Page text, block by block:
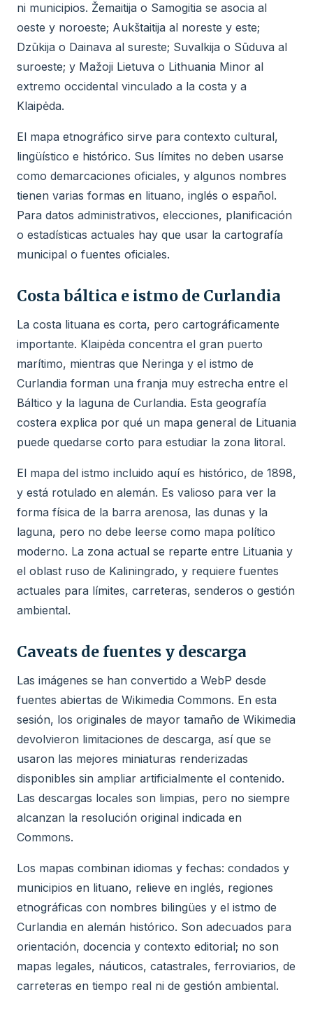
ni municipios. Žemaitija o Samogitia se asocia al
oeste y noroeste; Aukštaitija al noreste y este;
Dzūkija o Dainava al sureste; Suvalkija o Sūduva al
suroeste; y Mažoji Lietuva o Lithuania Minor al
extremo occidental vinculado a la costa y a
Klaipėda.
El mapa etnográfico sirve para contexto cultural,
lingüístico e histórico. Sus límites no deben usarse
como demarcaciones oficiales, y algunos nombres
tienen varias formas en lituano, inglés o español.
Para datos administrativos, elecciones, planificación
o estadísticas actuales hay que usar la cartografía
municipal o fuentes oficiales.
Costa báltica e istmo de Curlandia
La costa lituana es corta, pero cartográficamente
importante. Klaipėda concentra el gran puerto
marítimo, mientras que Neringa y el istmo de
Curlandia forman una franja muy estrecha entre el
Báltico y la laguna de Curlandia. Esta geografía
costera explica por qué un mapa general de Lituania
puede quedarse corto para estudiar la zona litoral.
El mapa del istmo incluido aquí es histórico, de 1898,
y está rotulado en alemán. Es valioso para ver la
forma física de la barra arenosa, las dunas y la
laguna, pero no debe leerse como mapa político
moderno. La zona actual se reparte entre Lituania y
el oblast ruso de Kaliningrado, y requiere fuentes
actuales para límites, carreteras, senderos o gestión
ambiental.
Caveats de fuentes y descarga
Las imágenes se han convertido a WebP desde
fuentes abiertas de Wikimedia Commons. En esta
sesión, los originales de mayor tamaño de Wikimedia
devolvieron limitaciones de descarga, así que se
usaron las mejores miniaturas renderizadas
disponibles sin ampliar artificialmente el contenido.
Las descargas locales son limpias, pero no siempre
alcanzan la resolución original indicada en
Commons.
Los mapas combinan idiomas y fechas: condados y
municipios en lituano, relieve en inglés, regiones
etnográficas con nombres bilingües y el istmo de
Curlandia en alemán histórico. Son adecuados para
orientación, docencia y contexto editorial; no son
mapas legales, náuticos, catastrales, ferroviarios, de
carreteras en tiempo real ni de gestión ambiental.